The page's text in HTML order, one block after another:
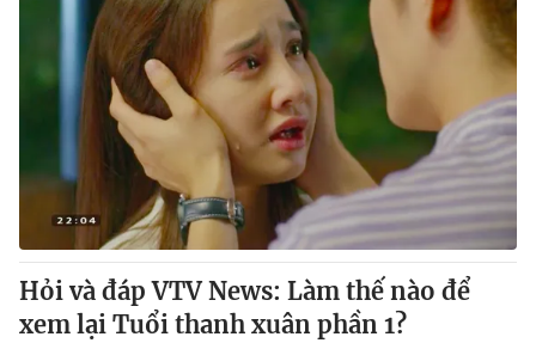
Thế giới
Thế giới đó đây
Câu chuyện quốc tế
Tài chính
Thị trường
Góc doanh nghiệp
Dữ liệu và đời sống
Truyền hình
Phim VTV
Giải trí
Hỏi và đáp VTV News: Làm thế nào để
xem lại Tuổi thanh xuân phần 1?